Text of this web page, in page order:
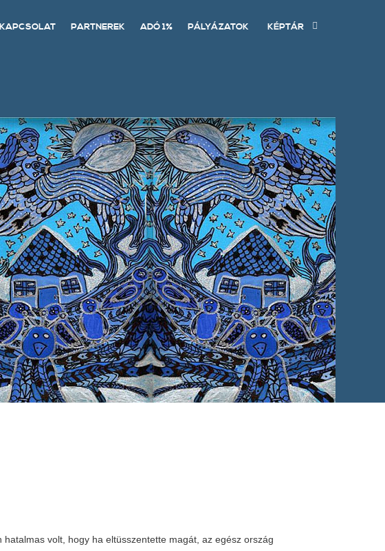
KAPCSOLAT PARTNEREK ADÓ 1% PÁLYÁZATOK KÉPTÁR
volt, hogy ha eltüsszentette magát, az egész ország